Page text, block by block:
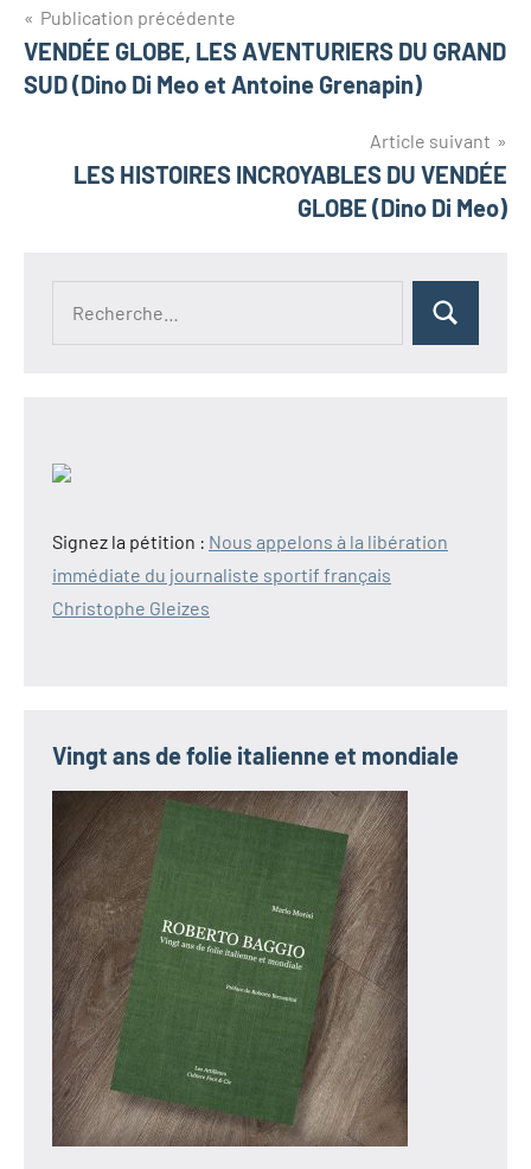
Navigation
de
Publication précédente
VENDÉE GLOBE, LES AVENTURIERS DU GRAND
SUD (Dino Di Meo et Antoine Grenapin)
Article suivant
LES HISTOIRES INCROYABLES DU VENDÉE
GLOBE (Dino Di Meo)
Rechercher
Signez la pétition : Nous appelons à la libération
immédiate du journaliste sportif français
Christophe Gleizes
Vingt ans de folie italienne et mondiale